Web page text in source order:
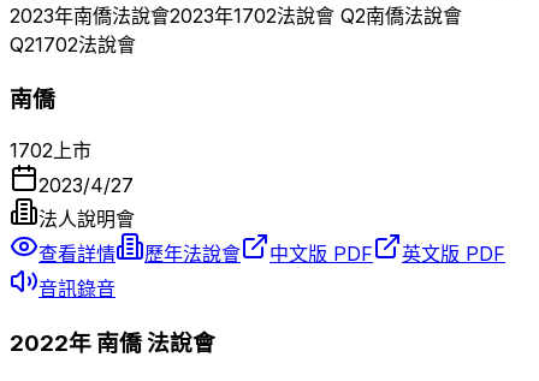
2023年南僑法說會2023年1702法說會 Q2南僑法說會
Q21702法說會
南僑
1702上市
2023/4/27
法人說明會
查看詳情
歷年法說會 中文版 PDF
英文版 PDF
音訊錄音
2022年 南僑法說會